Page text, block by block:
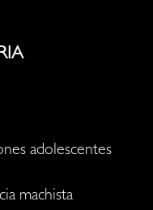
adolescentes
machista